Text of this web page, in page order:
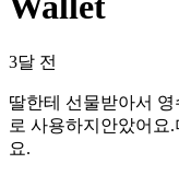
3달 전
딸한테 선물받아서
로 사용하지안았어요
요.